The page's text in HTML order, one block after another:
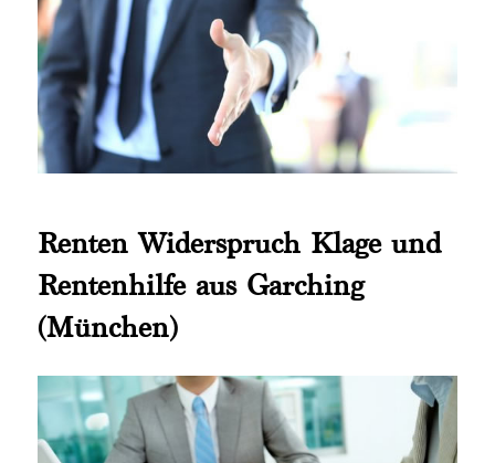
Renten Widerspruch Klage und
Rentenhilfe aus Garching
(München)